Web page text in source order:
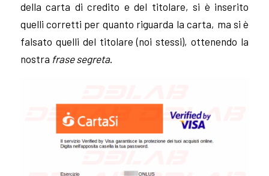
della carta di credito e del titolare, si è inserito
quelli corretti per quanto riguarda la carta, ma si è
falsato quelli del titolare (noi stessi), ottenendo la
nostra frase segreta.